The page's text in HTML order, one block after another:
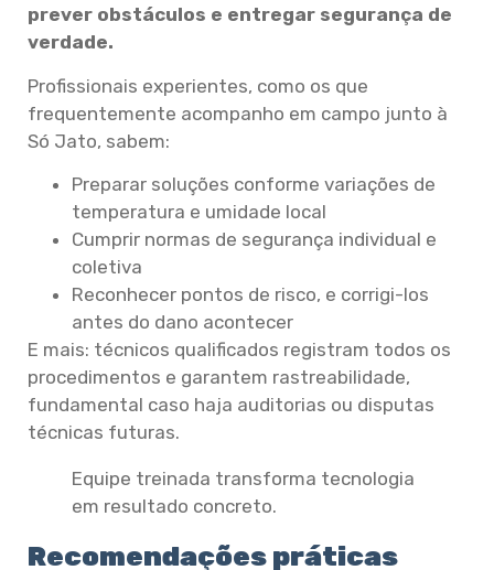
prever obstáculos e entregar segurança de
verdade.
Profissionais experientes, como os que
frequentemente acompanho em campo junto à
Só Jato, sabem:
Preparar soluções conforme variações de
temperatura e umidade local
Cumprir normas de segurança individual e
coletiva
Reconhecer pontos de risco, e corrigi-los
antes do dano acontecer
E mais: técnicos qualificados registram todos os
procedimentos e garantem rastreabilidade,
fundamental caso haja auditorias ou disputas
técnicas futuras.
Equipe treinada transforma tecnologia
em resultado concreto.
Recomendações práticas